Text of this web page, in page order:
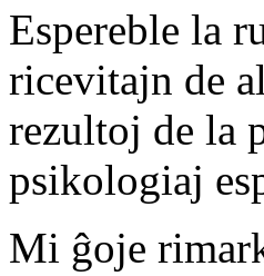
Espereble la
ricevitajn de
rezultoj de la
psikologiaj
Mi ĝoje